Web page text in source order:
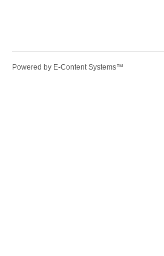
Powered by E-Content Systems™